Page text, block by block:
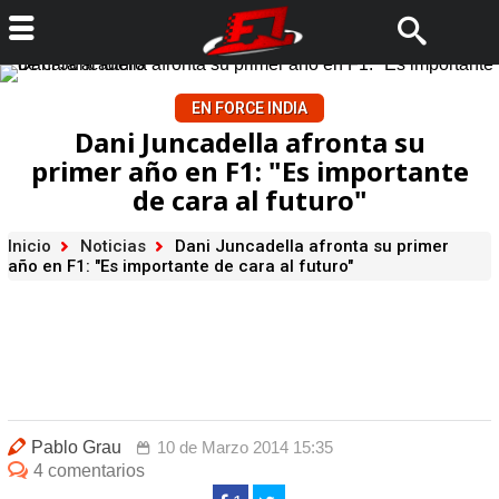
EN FORCE INDIA
Dani Juncadella afronta su
primer año en F1: "Es importante
de cara al futuro"
Inicio Noticias
Dani Juncadella afronta su primer
año en F1: "Es importante de cara al futuro"
Pablo Grau
10 de Marzo 2014 15:35
4 comentarios